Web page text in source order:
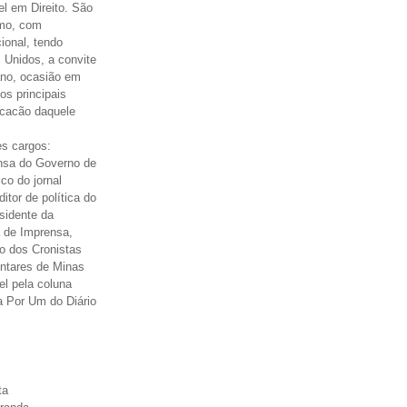
em Direito. São
com
tendo
a convite
ocasião em
principais
daquele
cargos:
do Governo de
do jornal
de política do
da
Imprensa,
dos Cronistas
de Minas
pela coluna
Por Um do Diário